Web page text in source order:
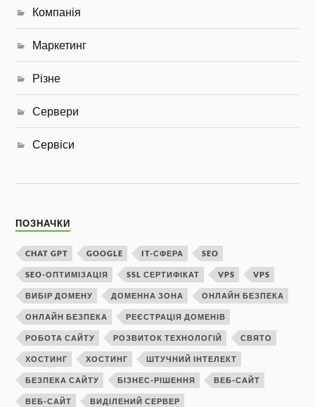
Компанія
Маркетинг
Різне
Сервери
Сервіси
ПОЗНАЧКИ
CHAT GPT GOOGLE IT-СФЕРА SEO
SEO-ОПТИМІЗАЦІЯ SSL СЕРТИФІКАТ VPS VPS
ВИБІР ДОМЕНУ ДОМЕННА ЗОНА ОНЛАЙН БЕЗПЕКА
ОНЛАЙН БЕЗПЕКА РЕЄСТРАЦІЯ ДОМЕНІВ
РОБОТА САЙТУ РОЗВИТОК ТЕХНОЛОГІЙ СВЯТО
ХОСТИНГ ХОСТИНГ ШТУЧНИЙ ІНТЕЛЕКТ
БЕЗПЕКА САЙТУ БІЗНЕС-РІШЕННЯ ВЕБ-САЙТ
ВЕБ-САЙТ ВИДІЛЕНИЙ СЕРВЕР